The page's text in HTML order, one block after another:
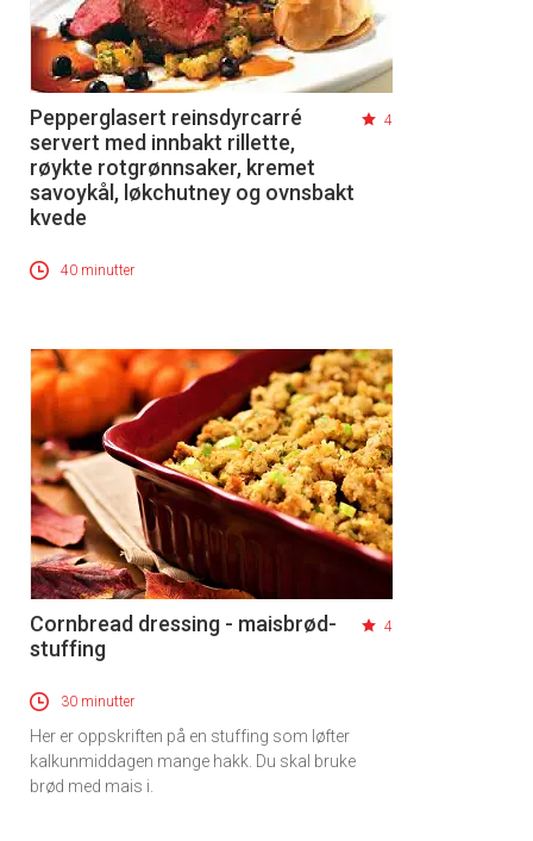
Pepperglasert reinsdyrcarré
servert med innbakt rillette,
røykte rotgrønnsaker, kremet
savoykål, løkchutney og ovnsbakt
kvede
4
40 minutter
Cornbread dressing - maisbrød-
stuffing
4
30 minutter
Her er oppskriften på en stuffing som løfter
kalkunmiddagen mange hakk. Du skal bruke
brød med mais i.